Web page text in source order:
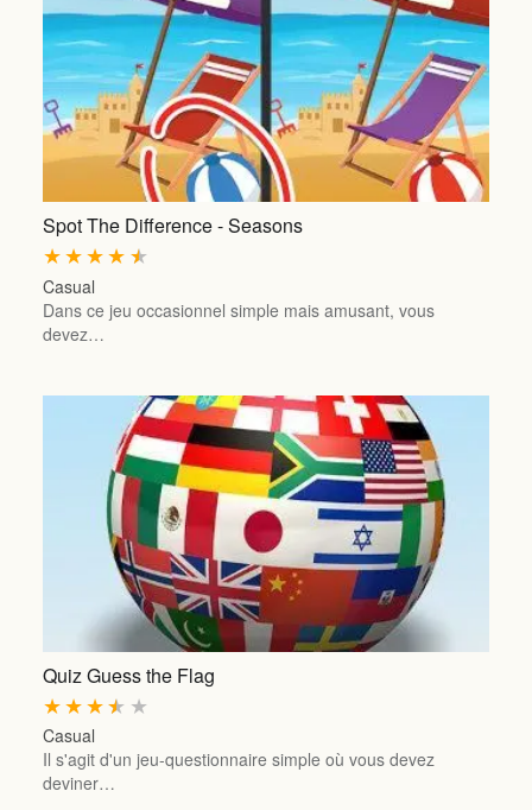
Spot The Difference - Seasons
★
★
★
★
★
Casual
Dans ce jeu occasionnel simple mais amusant, vous
devez…
Quiz Guess the Flag
★
★
★
★
★
Casual
Il s'agit d'un jeu-questionnaire simple où vous devez
deviner…